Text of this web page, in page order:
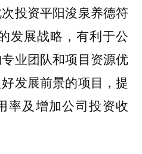
投资平阳浚泉养德符
发展战略，有利于公
业团队和项目资源优
发展前景的项目，提
率及增加公司投资收